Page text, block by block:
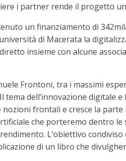
i partner rende il progetto
un finanziamento di
di Macerata la
insieme con alcune
Frontoni, tra i massimi
tema dell’innovazione digitale
frontali e cresce la
che porteremo dentro
L’obiettivo
di un libro che